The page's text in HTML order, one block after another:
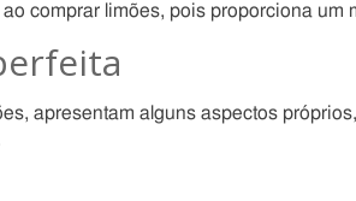
comprar limões, pois proporciona um
apresentam alguns aspectos